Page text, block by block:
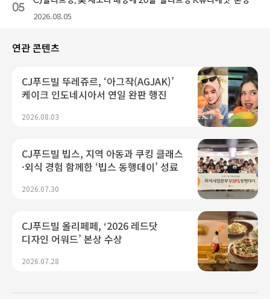
05
2026.08.05
연관 콘텐츠
CJ푸드빌 뚜레쥬르, ‘아그작(AGJAK)’
케이크 인도네시아서 연일 완판 행진
2026.08.03
CJ푸드빌 빕스, 지역 아동과 쿠킹 클래스
·외식 경험 함께한 ‘빕스 동행데이’ 성료
2026.07.30
CJ푸드빌 올리페페, ‘2026 레드닷
디자인 어워드’ 본상 수상
2026.07.28